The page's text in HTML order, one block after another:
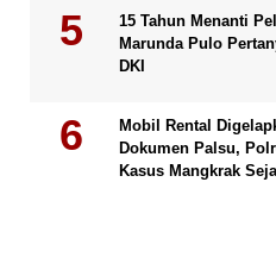
15 Tahun Menanti
Marunda Pulo
DKI
Mobil Rental
Dokumen Palsu,
Kasus Mangkrak